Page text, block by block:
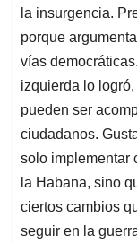
la insurgencia.
porque
vías
izquierda lo
pueden ser
ciudadanos.
solo implementar
la Habana, sino
ciertos cambios
seguir en la